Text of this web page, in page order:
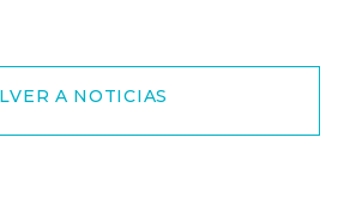
A NOTICIAS